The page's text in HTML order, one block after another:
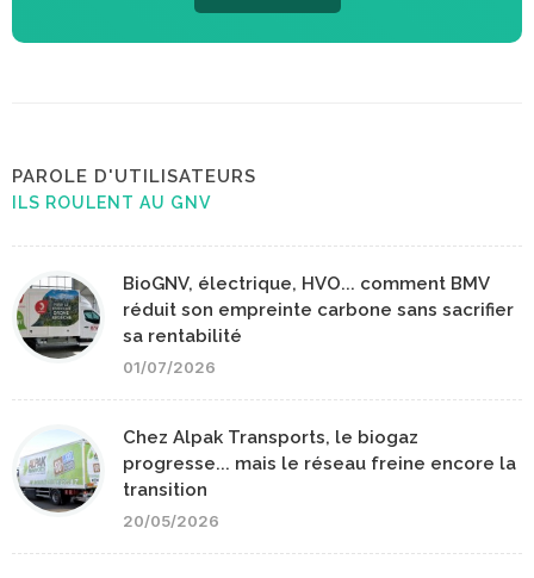
PAROLE D'UTILISATEURS
ILS ROULENT AU GNV
BioGNV, électrique, HVO... comment BMV
réduit son empreinte carbone sans sacrifier
sa rentabilité
01/07/2026
Chez Alpak Transports, le biogaz
progresse... mais le réseau freine encore la
transition
20/05/2026